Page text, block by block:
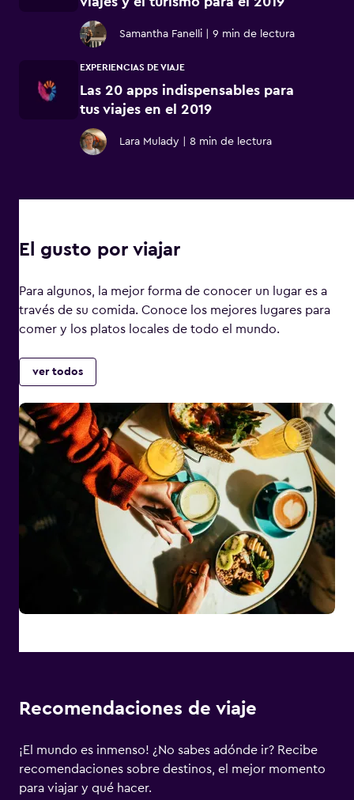
Samantha Fanelli 9 min de lectura
EXPERIENCIAS DE VIAJE
Las 20 apps indispensables para
tus viajes en el 2019
Lara Mulady 8 min de lectura
El gusto por viajar
Para algunos, la mejor forma de conocer un lugar es a
través de su comida. Conoce los mejores lugares para
comer y los platos locales de todo el mundo.
ver todos
Recomendaciones de viaje
¡El mundo es inmenso! ¿No sabes adónde ir? Recibe
recomendaciones sobre destinos, el mejor momento
para viajar y qué hacer.